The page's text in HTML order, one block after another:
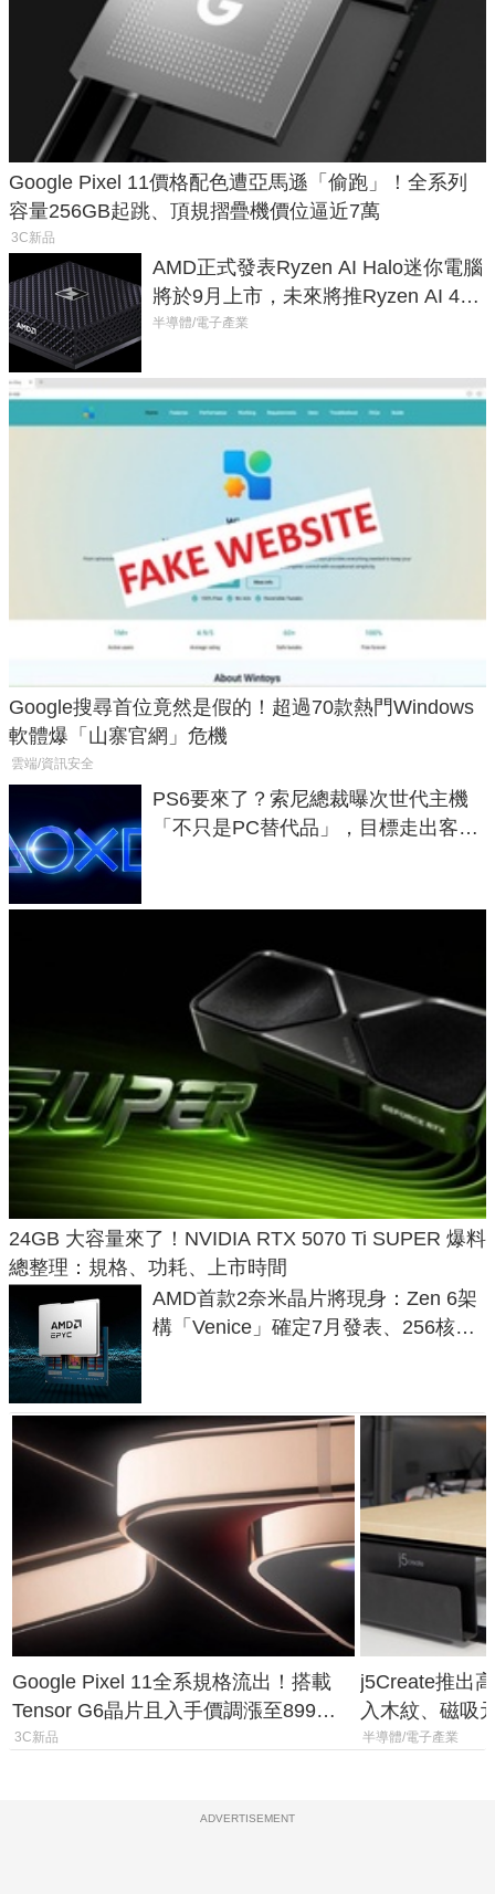
Google Pixel 11價格配色遭亞馬遜「偷跑」！全系列
容量256GB起跳、頂規摺疊機價位逼近7萬
3C新品
AMD正式發表Ryzen AI Halo迷你電腦
將於9月上市，未來將推Ryzen AI 400
Max系列處理器與對應升級版
半導體/電子產業
Google搜尋首位竟然是假的！超過70款熱門Windows
軟體爆「山寨官網」危機
雲端/資訊安全
PS6要來了？索尼總裁曝次世代主機
「不只是PC替代品」，目標走出客
24GB 大容量來了！NVIDIA RTX 5070 Ti SUPER 爆料
總整理：規格、功耗、上市時間
AMD首款2奈米晶片將現身：Zen 6架
構「Venice」確定7月發表、256核心
Google Pixel 11全系規格流出！搭載
Tensor G6晶片且入手價調漲至899美
元
3C新品
j5Create推出
入木紋、磁吸
半導體/電子產業
ADVERTISEMENT